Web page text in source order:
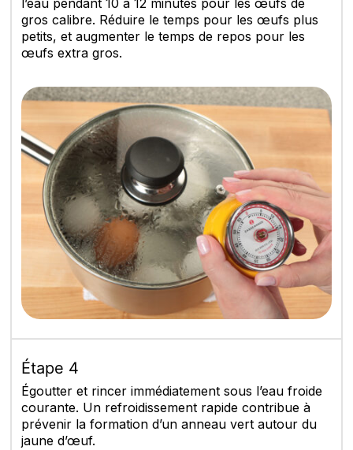
gros calibre. Réduire le temps pour les œufs plus
petits, et augmenter le temps de repos pour les
œufs extra gros.
Étape 4
Égoutter et rincer immédiatement sous l’eau froide
courante. Un refroidissement rapide contribue à
prévenir la formation d’un anneau vert autour du
jaune d’œuf.